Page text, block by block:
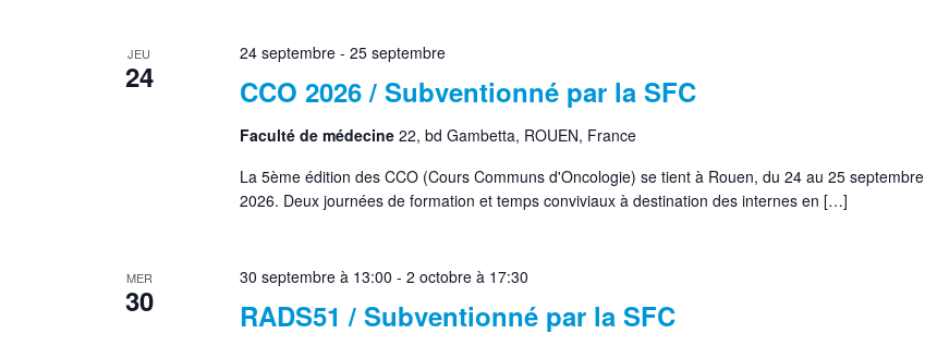
JEU
24 CCO 2026 / Subventionné par la SFC
24 septembre- 25 septembre
Faculté de médecine 22, bd Gambetta, ROUEN, France
La 5ème édition des CCO (Cours Communs d'Oncologie) se tient à Rouen, du 24 au 25 septembre
2026. Deux journées de formation et temps conviviaux à destination des internes en […]
MER
30 RADS51 / Subventionné par la SFC
30 septembre à 13:00 - 2 octobre à 17:30